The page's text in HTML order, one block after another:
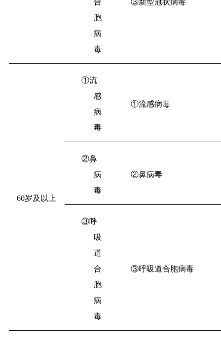
胞
病
毒
60岁及以上
①流
感
病
毒
①流感病毒
②鼻
病
毒
②鼻病毒
③呼
吸
道
合
胞
病
毒
③呼吸道合胞病毒